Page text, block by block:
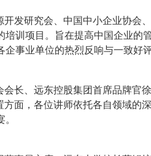
发研究会、中国中小企业协会
训项目。旨在提高中国企业
事业单位的热烈反响与一致好评
长、远东控股集团首席品牌
面，各位讲师依托各自领域